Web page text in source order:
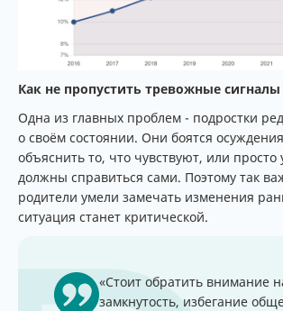
Как не пропустить тревожные сигналы
Одна из главных проблем - подростки
о своём состоянии. Они боятся
объяснить то, что чувствуют, или
должны справиться сами. Поэтому так
родители умели замечать изменения
ситуация станет критической.
«Стоит обратить внимание
замкнутость, избегание